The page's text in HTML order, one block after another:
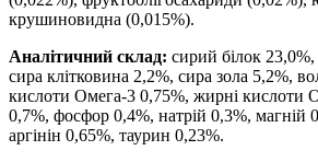
крушиновидна (0,015%).
Аналітичний склад: сирий білок
сира клітковина 2,2%, сира зола 5,2%,
кислоти Омега-3 0,75%, жирні кислоти
0,7%, фосфор 0,4%, натрій 0,3%, магній
аргінін 0,65%, таурин 0,23%.